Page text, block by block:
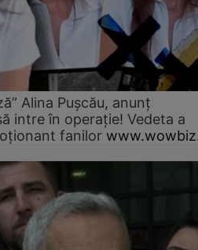
Alina Pușcău, anunț
intre în operație! Vedeta a
fanilor